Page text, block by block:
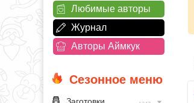
Любимые авторы
Журнал
Авторы Аймкук
Сезонное меню